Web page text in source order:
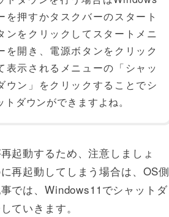
を押すかタスクバーのスタート
ンをクリックしてスタートメニ
を開き、電源ボタンをクリック
表示されるメニューの「シャッ
ウン」をクリックすることでシ
トダウンができますよね。
起動するため、注意しましょ
再起動してしまう場合は、OS側
では、Windows11でシャットダ
ていきます。